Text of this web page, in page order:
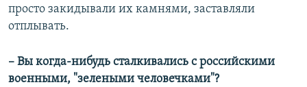
просто закидывали их камнями, заставляли
отплывать.
– Вы когда-нибудь сталкивались с российскими
военными, "зелеными человечками"?